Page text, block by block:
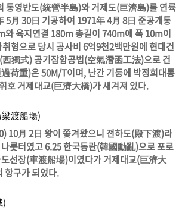
통영반도(統營半島)와 거제도(巨濟島)를 연륙
5月 30日 기공하여 1971年 4月 8日 준공개통
와 육지연결 180m 총길이 740m에 폭 10m이
형으로 당시 공사비 6억9천2백만원에 현대건
西獨式) 공기잠함공법(空氣潛函工法)으로 건
荷重)은 50M/T이며, 난간 기둥에 박정희대통
호 거제대교(巨濟大橋)가 새겨져 있다.
渡船場)
10月 2日 왕이 쫓겨왔으니 전하도(殿下渡)라
룻터였고 6.25 한국동란(韓國動亂)으로 포로
선장(車渡船場)이였다가 거제대교(巨濟大
항구가 되었다.
)